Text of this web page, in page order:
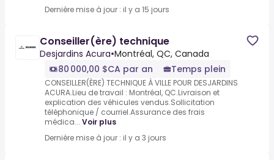
Dernière mise à jour : il y a 15 jours
Conseiller(ère) technique
Desjardins Acura•Montréal, QC, Canada
80 000,00 $CA par an
Temps plein
CONSEILLER(ÈRE) TECHNIQUE À VILLE POUR DESJARDINS
ACURA.Lieu de travail : Montréal, QC.Livraison et
explication des véhicules vendus.Sollicitation
téléphonique / courriel.Assurance des frais
médica... Voir plus
Dernière mise à jour : il y a 3 jours